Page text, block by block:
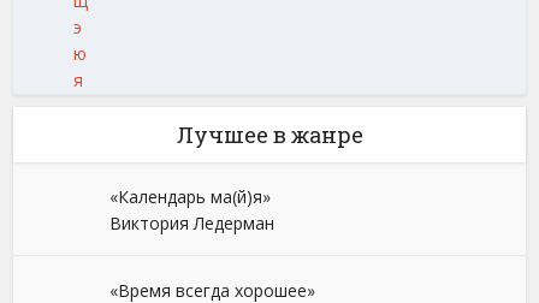
э
ю
я
Лучшее в жанре
«Календарь ма(й)я»
Виктория Ледерман
«Время всегда хорошее»